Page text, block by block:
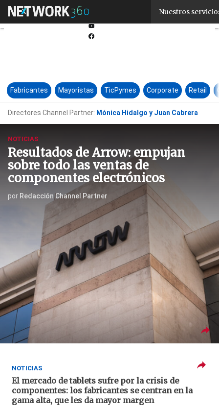
Nuestros
Youtube-
Fabricantes Mayoristas TicPymes Corporate Retail
Directores Channel Partner: Mónica Hidalgo y Juan Cabrera
NOTICIAS
Resultados de Arrow: empujan
sobre todo las ventas de
componentes electrónicos
por Redacción Channel Partner
NOTICIAS
El mercado de tablets sufre por la crisis de
componentes: los fabricantes se centran en la
gama alta, que les da mayor margen